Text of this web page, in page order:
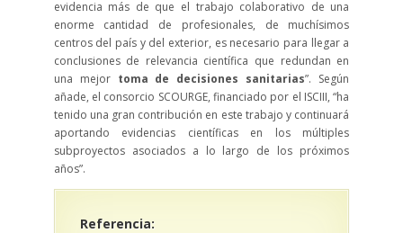
evidencia más de que el trabajo colaborativo de una
enorme cantidad de profesionales, de muchísimos
centros del país y del exterior, es necesario para llegar a
conclusiones de relevancia científica que redundan en
una mejor toma de decisiones sanitarias”. Según
añade, el consorcio SCOURGE, financiado por el ISCIII, “ha
tenido una gran contribución en este trabajo y continuará
aportando evidencias científicas en los múltiples
subproyectos asociados a lo largo de los próximos
años”.
Referencia: